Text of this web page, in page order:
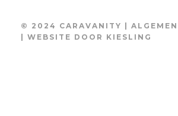
© 2024 CARAVANITY |
| WEBSITE DOOR KIESLING